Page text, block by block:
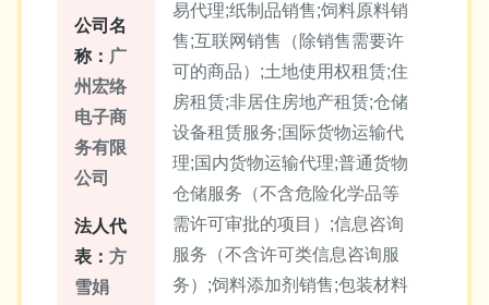
公司名
称： 广
州宏络
电子商
务有限
公司
法人代
表： 方
雪娟
易代理;纸制品销售;饲料原料销
售;互联网销售（除销售需要许
可的商品）;土地使用权租赁;住
房租赁;非居住房地产租赁;仓储
设备租赁服务;国际货物运输代
理;国内货物运输代理;普通货物
仓储服务（不含危险化学品等
需许可审批的项目）;信息咨询
服务（不含许可类信息咨询服
务）;饲料添加剂销售;包装材料